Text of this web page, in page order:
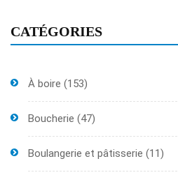
CATÉGORIES
À boire (153)
Boucherie (47)
Boulangerie et pâtisserie (11)